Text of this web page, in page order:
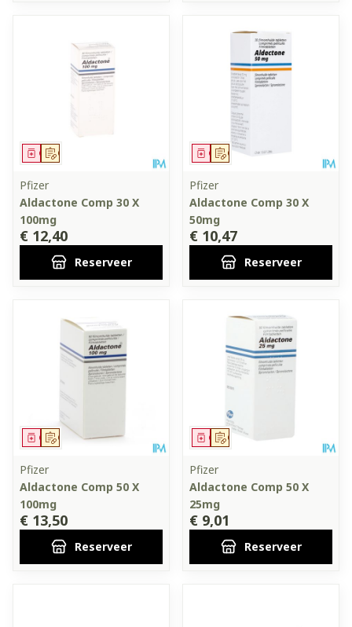
Op voorschrift
Geneesmiddel
Pfizer
Aldactone Comp 30 X
100mg
€ 12,40
Reserveer
Op voorschrift
Geneesmiddel
Pfizer
Aldactone Comp 30 X
50mg
€ 10,47
Reserveer
Op voorschrift
Geneesmiddel
Pfizer
Aldactone Comp 50 X
100mg
€ 13,50
Reserveer
Op voorschrift
Geneesmiddel
Pfizer
Aldactone Comp 50 X
25mg
€ 9,01
Reserveer